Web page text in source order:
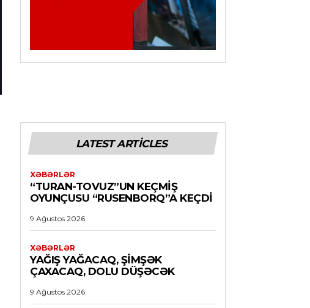
LATEST ARTICLES
XƏBƏRLƏR
“TURAN-TOVUZ”UN KEÇMIŞ
OYUNÇUSU “RUSENBORQ”A KEÇDI
9 Ağustos 2026
XƏBƏRLƏR
YAĞIŞ YAĞACAQ, ŞIMŞƏK
ÇAXACAQ, DOLU DÜŞƏCƏK
9 Ağustos 2026